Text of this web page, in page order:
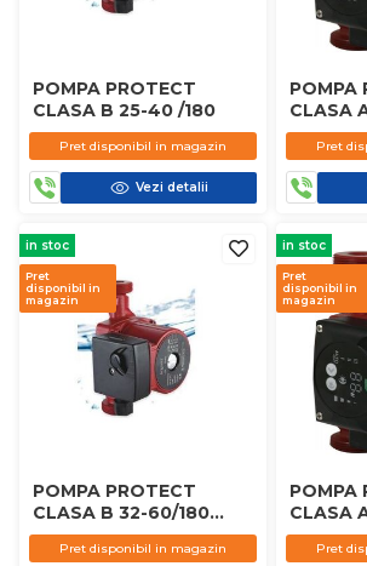
POMPA PROTECT
CLASA B 25-40 /180
Pret disponibil in magazin
Vezi detalii
POMPA
CLASA
Pret
in stoc
Pret
disponibil in
magazin
POMPA PROTECT
CLASA B 32-60/180
CLASIC
Pret disponibil in magazin
in stoc
Pret
disponibil in
magazin
POMPA
CLASA
Pret